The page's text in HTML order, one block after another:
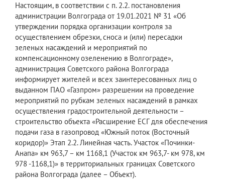
Настоящим, в соответствии с п. 2.2. постановления
администрации Волгограда от 19.01.2021 № 31 «Об
утверждении порядка организации контроля за
осуществлением обрезки, сноса и (или) пересадки
зеленых насаждений и мероприятий по
компенсационному озеленению в Волгограде»,
администрация Советского района Волгограда
информирует жителей и всех заинтересованных лиц о
выданном ПАО «Газпром» разрешении на проведение
мероприятий по рубкам зеленых насаждений в рамках
осуществления градостроительной деятельности –
строительство объекта «Расширение ЕСГ для обеспечения
подачи газа в газопровод «Южный поток (Восточный
коридор)» Этап 2.2. Линейная часть. Участок «Починки-
Анапа» км 963,7 – км 1168,1 (Участок км 963,7- км 978, км
978 -1168,1)» в территориальных границах Советского
района Волгограда (далее – Объект).